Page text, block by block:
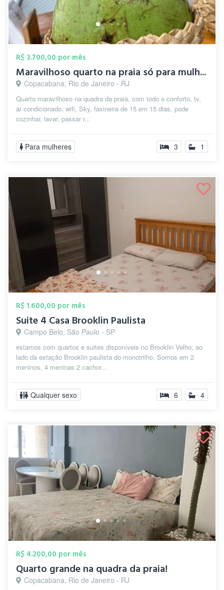
R$ 3.700,00 por mês
Maravilhoso quarto na praia só para mulh...
Copacabana, Rio de Janeiro - RJ
Quarto maravilhoso na quadra da praia, com todo o conforto, tv,
ar condicionado, wifi, Sky, faxineira de 15 em 15 dias, pode
cozinhar, lavar, passar r...
Para mulheres 3 1
R$ 1.600,00 por mês
Suite 4 Casa Brooklin Paulista
Campo Belo, São Paulo - SP
estamos com quartos e suites disponíveis no Brooklin Velho, ao
lado da estação Brooklin paulista do monotrilho. Somos em 2
meninos, 4 meninas 2 cachor...
Qualquer sexo 6 4
R$ 4.200,00 por mês
Quarto grande na quadra da praia!
Copacabana, Rio de Janeiro - RJ